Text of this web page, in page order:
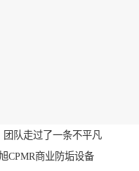
团队走过了一条不平凡
CPMR商业防垢设备